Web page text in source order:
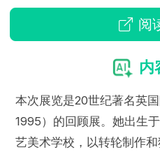
阅
内
本次展览是20世纪著名英
1995）的回顾展。她出生
艺美术学校，以转轮制作